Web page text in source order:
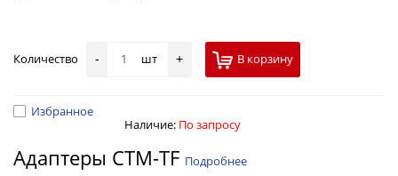
Количество - шт + В корзину
Избранное
Наличие: По запросу
Адаптеры CTM-TF Подробнее